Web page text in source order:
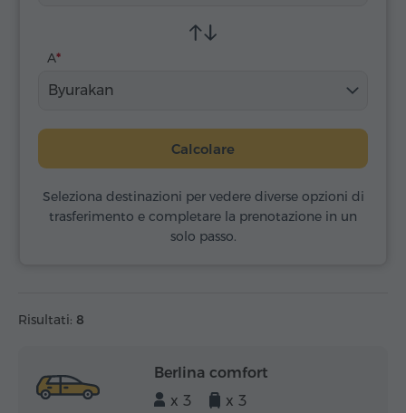
A
Byurakan
Calcolare
Seleziona destinazioni per vedere diverse opzioni di
trasferimento e completare la prenotazione in un
solo passo.
Risultati: 8
Berlina comfort
x 3
x 3